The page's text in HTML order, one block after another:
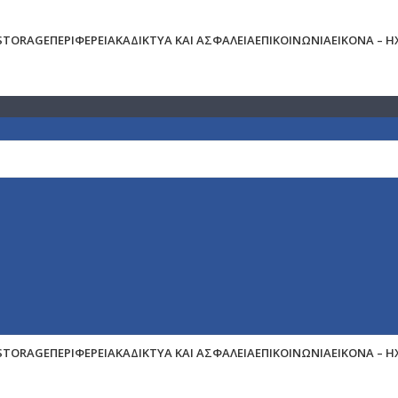
ΠΕΡΙΦΕΡΕΙΑΚΆΔΊΚΤΥΑ ΚΑΙ ΑΣΦΆΛΕΙΑΕΠΙΚΟΙΝΩΝΊΑΕΙΚΌΝΑ –
ΠΕΡΙΦΕΡΕΙΑΚΆΔΊΚΤΥΑ ΚΑΙ ΑΣΦΆΛΕΙΑΕΠΙΚΟΙΝΩΝΊΑΕΙΚΌΝΑ –